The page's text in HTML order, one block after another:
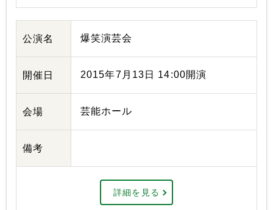
公演名 爆笑演芸会
開催日 2015年7月13日 14:00開演
会場 芸能ホール
備考
詳細を見る